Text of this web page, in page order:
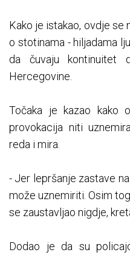
Kako je istakao, ovdje se
o stotinama - hiljadama
da čuvaju kontinuitet
Hercegovine.
Točaka je kazao kako
provokacija niti
reda i mira.
- Jer lepršanje zastave
može uznemiriti. Osim
se zaustavljao nigdje,
Dodao je da su